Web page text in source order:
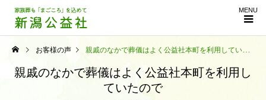
MENU
お客様の声 親戚のなかで葬儀はよく公益社本町を利用していたので
親戚のなかで葬儀はよく公益社本町を利用し
ていたので